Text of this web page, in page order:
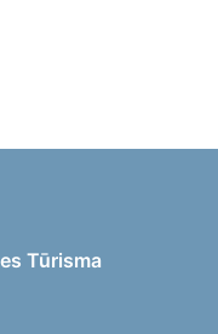
Tūrisma